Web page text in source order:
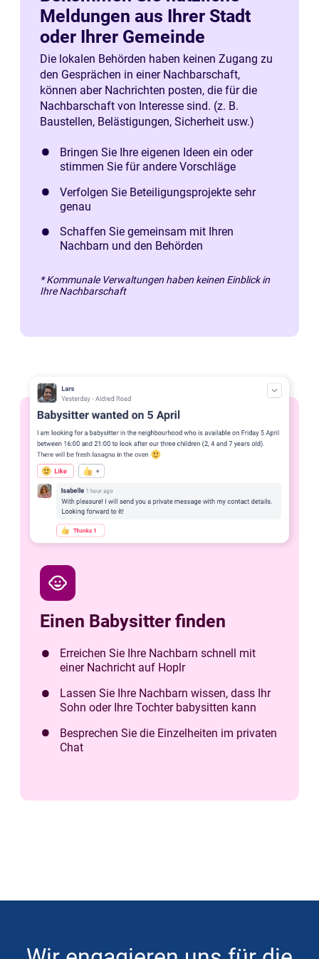
Meldungen aus Ihrer Stadt
oder Ihrer Gemeinde
Die lokalen Behörden haben keinen Zugang zu
den Gesprächen in einer Nachbarschaft,
können aber Nachrichten posten, die für die
Nachbarschaft von Interesse sind. (z. B.
Baustellen, Belästigungen, Sicherheit usw.)
Bringen Sie Ihre eigenen Ideen ein oder
stimmen Sie für andere Vorschläge
Verfolgen Sie Beteiligungsprojekte sehr
genau
Schaffen Sie gemeinsam mit Ihren
Nachbarn und den Behörden
* Kommunale Verwaltungen haben keinen Einblick in
Ihre Nachbarschaft
child_care
Einen Babysitter finden
Erreichen Sie Ihre Nachbarn schnell mit
einer Nachricht auf Hoplr
Lassen Sie Ihre Nachbarn wissen, dass Ihr
Sohn oder Ihre Tochter babysitten kann
Besprechen Sie die Einzelheiten im privaten
Chat